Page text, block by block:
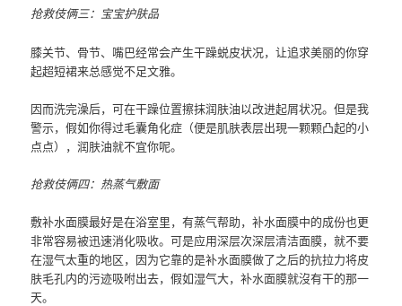
抢救伎俩三：宝宝护肤品
膝关节、骨节、嘴巴经常会产生干躁蜕皮状况，让追求美丽的你穿
起超短裙来总感觉不足文雅。
因而洗完澡后，可在干躁位置擦抹润肤油以改进起屑状况。但是我
警示，假如你得过毛囊角化症（便是肌肤表层出現一颗颗凸起的小
点点），润肤油就不宜你呢。
抢救伎俩四：热蒸气敷面
敷补水面膜最好是在浴室里，有蒸气帮助，补水面膜中的成份也更
非常容易被迅速消化吸收。可是应用深层次深层清洁面膜，就不要
在湿气太重的地区，因为它靠的是补水面膜做了之后的抗拉力将皮
肤毛孔内的污迹吸咐出去，假如湿气大，补水面膜就沒有干的那一
天。